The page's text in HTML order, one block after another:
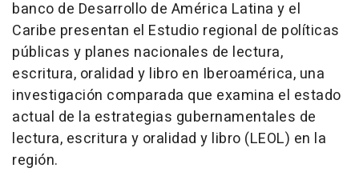
banco de Desarrollo de América Latina y el
Caribe presentan el Estudio regional de políticas
públicas y planes nacionales de lectura,
escritura, oralidad y libro en Iberoamérica, una
investigación comparada que examina el estado
actual de la estrategias gubernamentales de
lectura, escritura y oralidad y libro (LEOL) en la
región.